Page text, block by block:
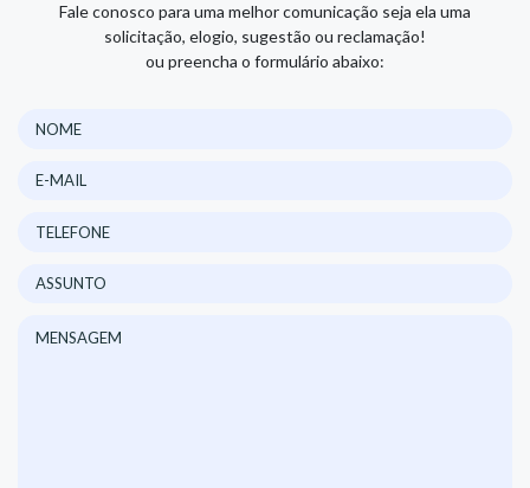
Fale conosco para uma melhor comunicação seja ela uma
solicitação, elogio, sugestão ou reclamação!
ou preencha o formulário abaixo: